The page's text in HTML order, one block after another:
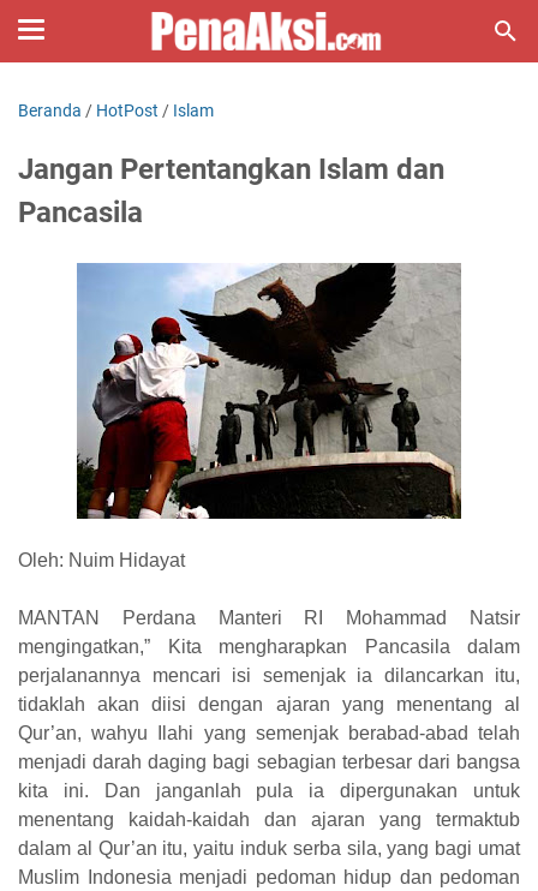
Beranda / HotPost / Islam
Jangan Pertentangkan Islam dan
Pancasila
Oleh: Nuim Hidayat
MANTAN Perdana Manteri RI Mohammad Natsir
mengingatkan,” Kita mengharapkan Pancasila dalam
perjalanannya mencari isi semenjak ia dilancarkan itu,
tidaklah akan diisi dengan ajaran yang menentang al
Qur’an, wahyu Ilahi yang semenjak berabad-abad telah
menjadi darah daging bagi sebagian terbesar dari bangsa
kita ini. Dan janganlah pula ia dipergunakan untuk
menentang kaidah-kaidah dan ajaran yang termaktub
dalam al Qur’an itu, yaitu induk serba sila, yang bagi umat
Muslim Indonesia menjadi pedoman hidup dan pedoman